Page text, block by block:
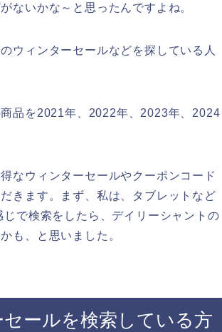
ないかな～と思ったんですよね。
ウィンターセールなどを探している人
品を2021年、2022年、2023年、2024
なウィンターセールやクーポンコード
きます。まず、私は、タブレットなど
で検索をしたら、デイリーシャントの
も、と思いました。
ールを検索している方